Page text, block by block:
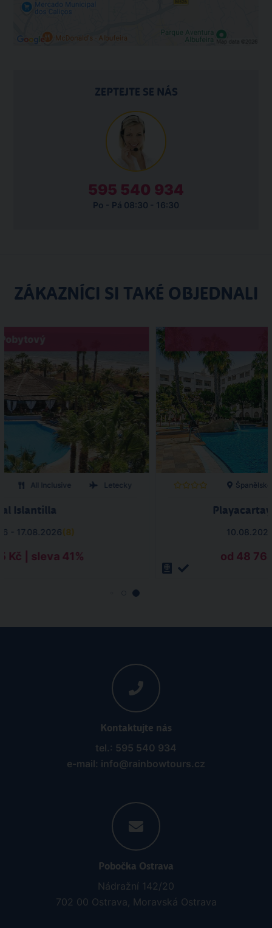
ZEPTEJTE SE NÁS
595 540 934
Po - Pá 08:30 - 16:30
ZÁKAZNÍCI SI TAKÉ OBJEDNALI
All Inclusive Letecky
Islantilla
- 17.08.2026(8)
Kč | sleva 41%
Španělsko
od 48
Kontaktujte nás
tel.: 595 540 934
e-mail: info@rainbowtours.cz
Pobočka Ostrava
Nádražní 142/20
702 00 Ostrava, Moravská Ostrava